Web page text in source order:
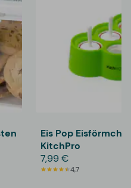
Eis Pop
KitchPro
7,99 €
4,7